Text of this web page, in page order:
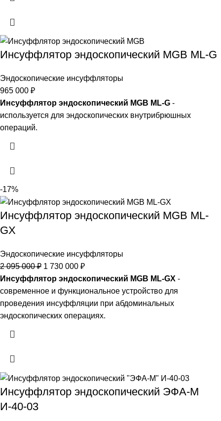
Инсуффлятор эндоскопический MGB ML-G
Эндоскопические инсуффляторы
965 000 ₽
Инсуффлятор эндоскопический MGB ML-G -
используется для эндоскопических внутрибрюшных
операций.
-17%
Инсуффлятор эндоскопический MGB ML-
GX
Эндоскопические инсуффляторы
2 095 000₽ 1 730 000 ₽
Инсуффлятор эндоскопический MGB ML-GX -
современное и функциональное устройство для
проведения инсуффляции при абдоминальных
эндоскопических операциях.
Инсуффлятор эндоскопический ЭФА-М
И-40-03